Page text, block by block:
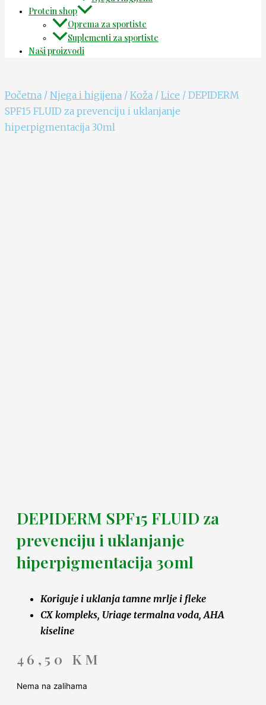
Protein shop
Oprema za sportiste
Suplementi za sportiste
Naši proizvodi
Početna / Njega i higijena / Koža / Lice / DEPIDERM
SPF15 FLUID za prevenciju i uklanjanje
hiperpigmentacija 30ml
DEPIDERM SPF15 FLUID za
prevenciju i uklanjanje
hiperpigmentacija 30ml
Koriguje i uklanja tamne mrlje i fleke
CX kompleks, Uriage termalna voda, AHA
kiseline
46,50 KM
Nema na zalihama